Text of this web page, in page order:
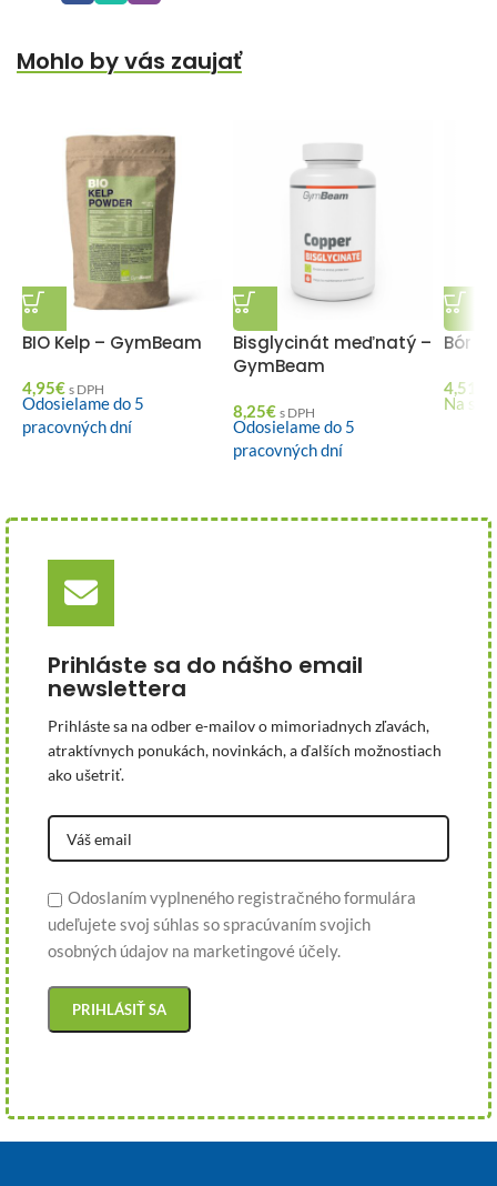
Mohlo by vás zaujať
BIO Kelp – GymBeam
4,95€ s DPH
Odosielame do 5
pracovných dní
Bisglycinát meďnatý –
GymBeam
8,25€ s DPH
Odosielame do 5
pracovných dní
Bór –
4,51
Na
Prihláste sa do nášho email
newslettera
Prihláste sa na odber e-mailov o mimoriadnych zľavách,
atraktívnych ponukách, novinkách, a ďalších možnostiach
ako ušetriť.
Odoslaním vyplneného registračného formulára
udeľujete svoj súhlas so spracúvaním svojich
osobných údajov na marketingové účely.